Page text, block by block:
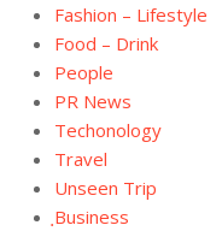
Fashion – Lifestyle
Food – Drink
People
PR News
Techonology
Travel
Unseen Trip
ฺBusiness